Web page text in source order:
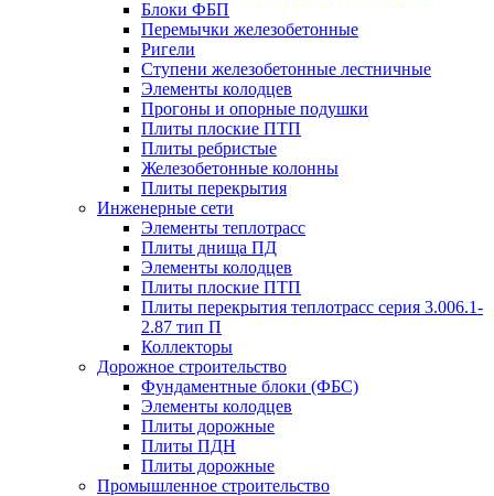
Блоки ФБП
Перемычки железобетонные
Ригели
Ступени железобетонные лестничные
Элементы колодцев
Прогоны и опорные подушки
Плиты плоские ПТП
Плиты ребристые
Железобетонные колонны
Плиты перекрытия
Инженерные сети
Элементы теплотрасс
Плиты днища ПД
Элементы колодцев
Плиты плоские ПТП
Плиты перекрытия теплотрасс серия 3.006.1-
2.87 тип П
Коллекторы
Дорожное строительство
Фундаментные блоки (ФБС)
Элементы колодцев
Плиты дорожные
Плиты ПДН
Плиты дорожные
Промышленное строительство